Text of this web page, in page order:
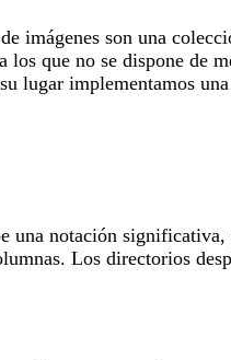
imágenes son una
que no se dispone
lugar implementamos
una notación
Los directorios